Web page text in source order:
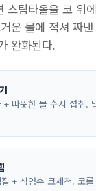
스팀타올을 코 위
운 물에 적셔 짜
완화된다.
+ 따뜻한 물 수시 섭취.
+ 식염수 코세척. 코